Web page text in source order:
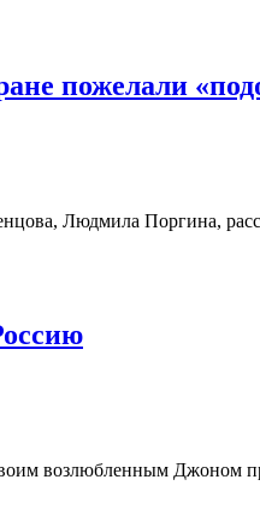
пожелали
Людмила Поргина,
возлюбленным